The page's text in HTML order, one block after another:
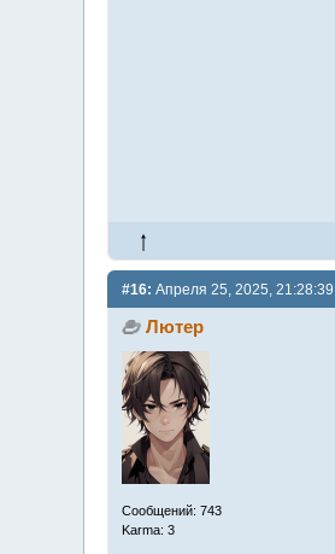
#16: Апреля 25, 2025, 21:28:39
Лютер
Сообщений: 743
Karma: 3